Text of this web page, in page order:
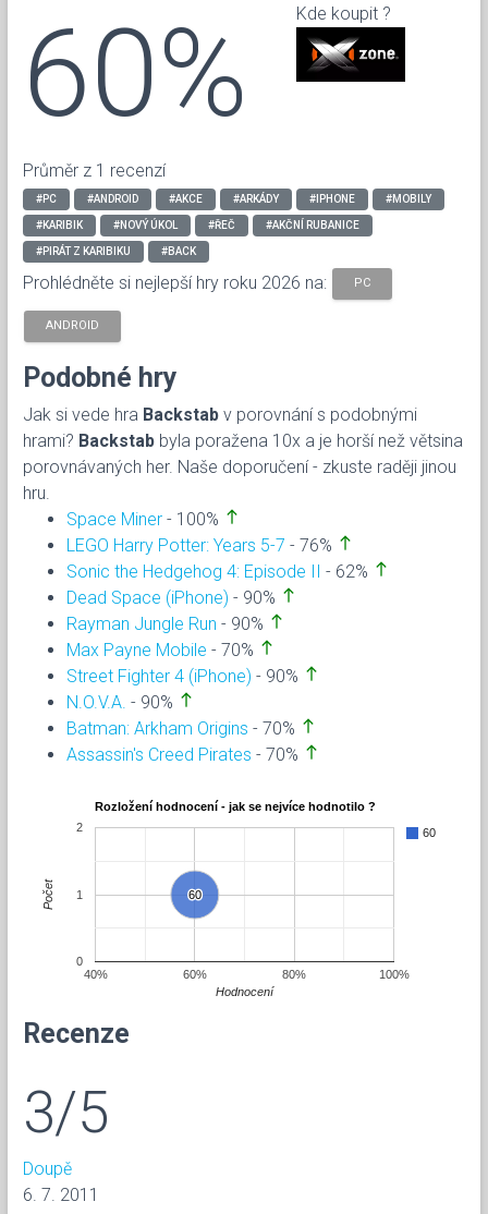
60%
Průměr z 1 recenzí
Kde koupit ?
#PC #ANDROID #AKCE #ARKÁDY #IPHONE #MOBILY
#KARIBIK #NOVÝ ÚKOL #ŘEČ #AKČNÍ RUBANICE
#PIRÁT Z KARIBIKU #BACK
Prohlédněte si nejlepší hry roku 2026 na: PC
ANDROID
Podobné hry
Jak si vede hra Backstab v porovnání s podobnými
hrami? Backstab byla poražena 10x a je horší než větsina
porovnávaných her. Naše doporučení - zkuste raději jinou
hru.
Space Miner - 100% north
LEGO Harry Potter: Years 5-7 - 76% north
Sonic the Hedgehog 4: Episode II - 62% north
Dead Space (iPhone) - 90% north
Rayman Jungle Run - 90% north
Max Payne Mobile - 70% north
Street Fighter 4 (iPhone) - 90% north
N.O.V.A. - 90% north
Batman: Arkham Origins - 70% north
Assassin's Creed Pirates - 70% north
Rozložení hodnocení - jak se nejvíce hodnotilo ?
60
60
60
40% 60% 80% 100%
0
1
2
Hodnocení
Počet
Recenze
3/5
Doupě
6. 7. 2011